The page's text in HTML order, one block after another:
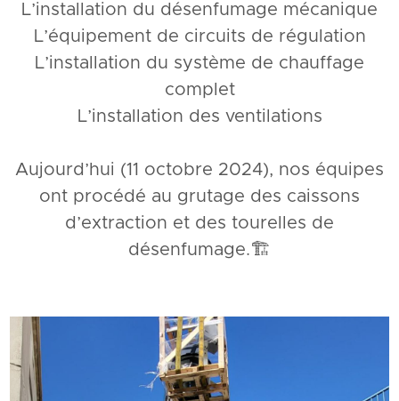
L’installation du désenfumage mécanique
L’équipement de circuits de régulation
L’installation du système de chauffage
complet
L’installation des ventilations
Aujourd’hui (11 octobre 2024), nos équipes
ont procédé au grutage des caissons
d’extraction et des tourelles de
désenfumage.🏗️